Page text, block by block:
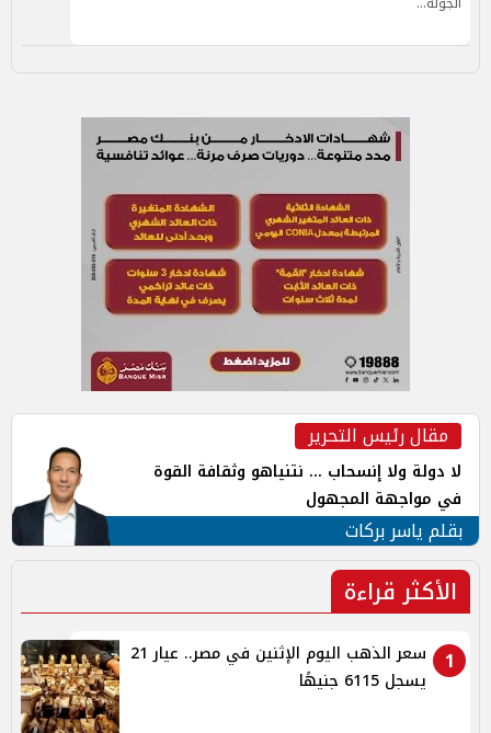
مقال رئيس التحرير
لا دولة ولا إنسحاب ... نتنياهو وثقافة القوة
في مواجهة المجهول
بقلم ياسر بركات
الأكثر قراءة
1
سعر الذهب اليوم الإثنين في مصر.. عيار 21
يسجل 6115 جنيهًا